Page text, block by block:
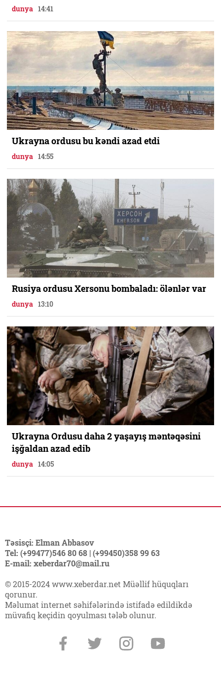
dunya 14:41
Ukrayna ordusu bu kəndi azad etdi
dunya 14:55
Rusiya ordusu Xersonu bombaladı: ölənlər var
dunya 13:10
Ukrayna Ordusu daha 2 yaşayış məntəqəsini
işğaldan azad edib
dunya 14:05
Təsisçi: Elman Abbasov
Tel: (+99477)546 80 68 | (+99450)358 99 63
E-mail: xeberdar70@mail.ru
© 2015-2024 www.xeberdar.net Müəllif hüquqları
qorunur.
Məlumat internet səhifələrində istifadə edildikdə
müvafiq keçidin qoyulması tələb olunur.